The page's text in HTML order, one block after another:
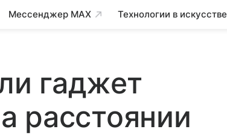
Мессенджер MAX Технологии в искусстве
гаджет
расстоянии